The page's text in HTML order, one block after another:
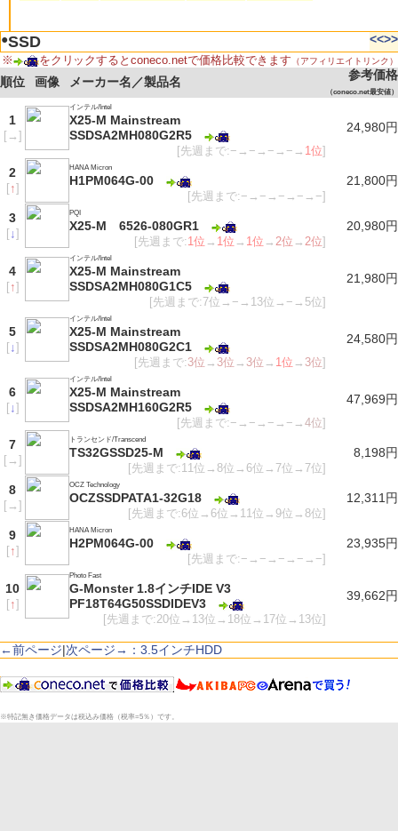
●SSD <<>>
※ をクリックするとconeco.netで価格比較できます （アフィリエイトリンク）
順位 画像 メーカー名／製品名 参考価格
（coneco.net最安値）
1
[→ ]
インテル/Intel
X25-M Mainstream
SSDSA2MH080G2R5
[先週まで:−→−→−→−→ 1位]
24,980円
2
[↑]
HANA Micron
H1PM064G-00
[先週まで:−→−→−→−→−]
21,800円
3
[↓]
PQI
X25-M 6526-080GR1
[先週まで:1位 → 1位 → 1位 →2位 →2位]
20,980円
4
[↑]
インテル/Intel
X25-M Mainstream
SSDSA2MH080G1C5
[先週まで:7位→−→13位→−→5位]
21,980円
5
[↓]
インテル/Intel
X25-M Mainstream
SSDSA2MH080G2C1
[先週まで:3位 → 3位 → 3位 → 1位 → 3位]
24,580円
6
[↓]
インテル/Intel
X25-M Mainstream
SSDSA2MH160G2R5
[先週まで:−→−→−→−→4位]
47,969円
7
[→ ]
トランセンド/Transcend
TS32GSSD25-M
[先週まで:11位→8位→6位→7位→7位]
8,198円
8
[→ ]
OCZ Technology
OCZSSDPATA1-32G18
[先週まで:6位→6位→11位→9位→8位]
12,311円
9
[↑]
HANA Micron
H2PM064G-00
[先週まで:−→−→−→−→−]
23,935円
10
[↑]
Photo Fast
G-Monster 1.8インチIDE V3
PF18T64G50SSDIDEV3
[先週まで:20位→13位→18位→17位→13位]
39,662円
←前ページ|次ページ→：3.5インチHDD
※特記無き価格データは税込み価格（税率=5％）です。